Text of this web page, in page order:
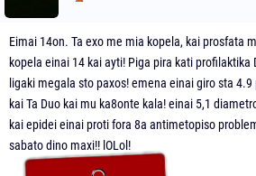
Eimai 14on. Ta exo me mia kopela, kai prosfata
kopela einai 14 kai ayti! Piga pira kati profilaktika
ligaki megala sto paxos! emena einai giro sta
kai Ta Duo kai mu ka8onte kala! einai 5,1
kai epidei einai proti fora 8a antimetopiso
sabato dino maxi!! lOLol!